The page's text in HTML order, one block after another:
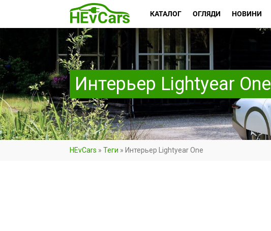
КАТАЛОГ ОГЛЯДИ НОВИНИ
Интерьер Lightyear One
HEvCars » Теги » Интерьер Lightyear One